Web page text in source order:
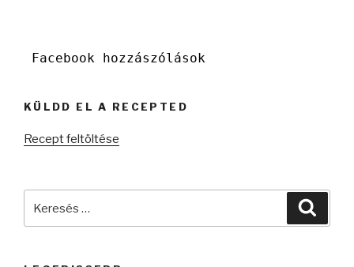
Facebook hozzászólások
KÜLDD EL A RECEPTED
Recept feltöltése